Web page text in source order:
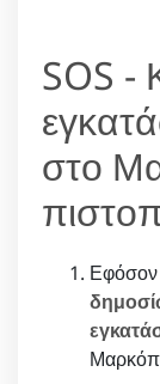
SOS -
στο
Εφόσον